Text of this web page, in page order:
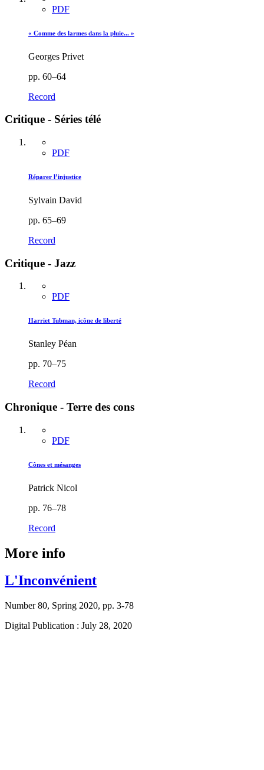
PDF
« Comme des larmes dans la pluie... »
Georges Privet
pp. 60–64
Record
Critique - Séries télé
PDF
Réparer l’injustice
Sylvain David
pp. 65–69
Record
Critique - Jazz
PDF
Harriet Tubman, icône de liberté
Stanley Péan
pp. 70–75
Record
Chronique - Terre des cons
PDF
Cônes et mésanges
Patrick Nicol
pp. 76–78
Record
More info
L'Inconvénient
Number 80, Spring 2020, pp. 3-78
Digital Publication : July 28, 2020